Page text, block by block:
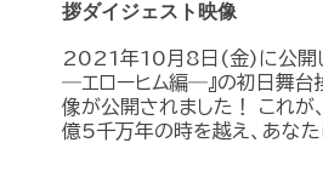
拶ダイジェスト映像
2021年10月8日(金)に公開
―エローヒム編―』の初日舞台
像が公開されました！ これが
億5千万年の時を越え、あな